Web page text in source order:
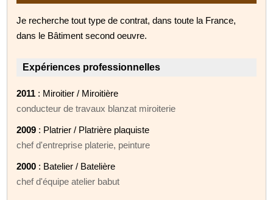
Je recherche tout type de contrat, dans toute la France,
dans le Bâtiment second oeuvre.
Expériences professionnelles
2011 : Miroitier / Miroitière
conducteur de travaux blanzat miroiterie
2009 : Platrier / Platrière plaquiste
chef d'entreprise platerie, peinture
2000 : Batelier / Batelière
chef d'équipe atelier babut